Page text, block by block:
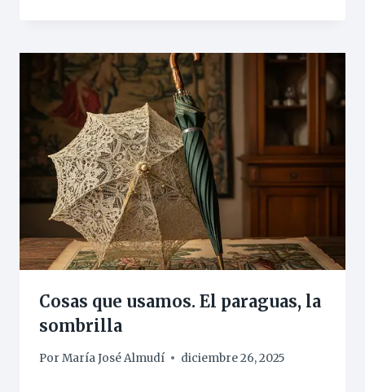
Cosas que usamos. El paraguas, la
sombrilla
Por María José Almudí diciembre 26, 2025